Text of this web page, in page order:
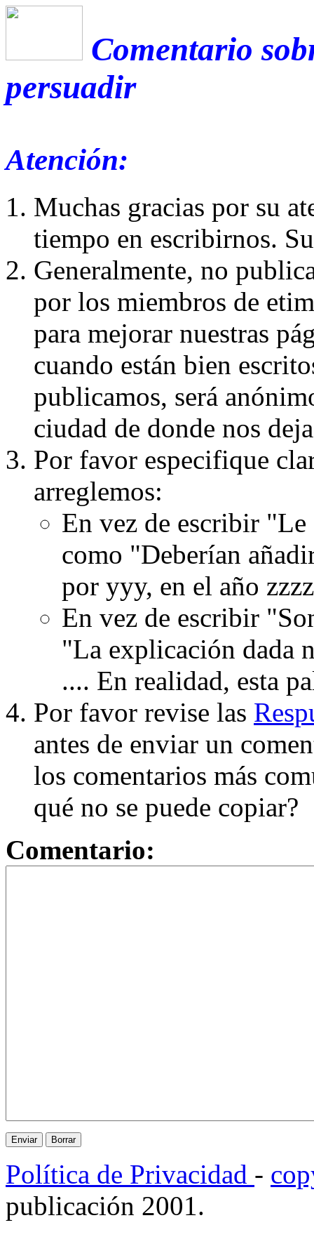
Comentario
persuadir
Atención:
Muchas gracias por su
tiempo en escribirnos.
Generalmente, no
por los miembros de
para mejorar nuestras
cuando están bien
publicamos, será
ciudad de donde nos
Por favor especifique
arreglemos:
En vez de escribir
como "Deberían
por yyy, en el año
En vez de escribir
"La explicación dada
.... En realidad, esta
Por favor revise las
antes de enviar un
los comentarios más
qué no se puede copiar?
Comentario:
Política de Privacidad -
publicación 2001.